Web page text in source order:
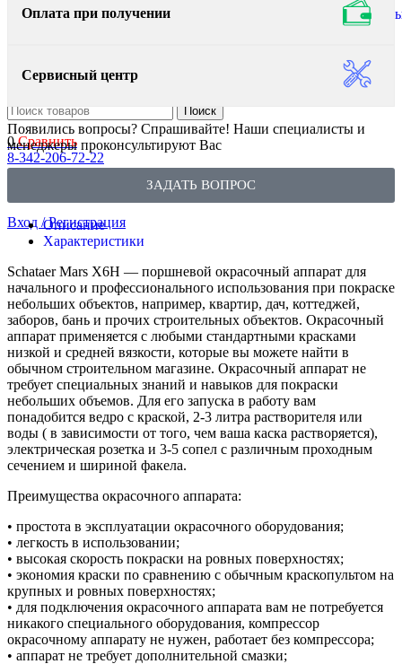
Краскопульты
ЛКМ
Поиск
0 Сравнить
8-342-206-72-22
Меню
Поиск
Вход / Регистрация
Оплата при получении
Сервисный центр
Появились вопросы? Спрашивайте! Наши специалисты и
менеджеры проконсультируют Вас
ЗАДАТЬ ВОПРОС
Описание
Характеристики
Schataer Mars X6H — поршневой окрасочный аппарат для
начального и профессионального использования при покраске
небольших объектов, например, квартир, дач, коттеджей,
заборов, бань и прочих строительных объектов. Окрасочный
аппарат применяется с любыми стандартными красками
низкой и средней вязкости, которые вы можете найти в
обычном строительном магазине. Окрасочный аппарат не
требует специальных знаний и навыков для покраски
небольших объемов. Для его запуска в работу вам
понадобится ведро с краской, 2-3 литра растворителя или
воды ( в зависимости от того, чем ваша каска растворяется),
электрическая розетка и 3-5 сопел с различным проходным
сечением и шириной факела.
Преимущества окрасочного аппарата:
• простота в эксплуатации окрасочного оборудования;
• легкость в использовании;
• высокая скорость покраски на ровных поверхностях;
• экономия краски по сравнению с обычным краскопультом на
крупных и ровных поверхностях;
• для подключения окрасочного аппарата вам не потребуется
никакого специального оборудования, компрессор
окрасочному аппарату не нужен, работает без компрессора;
• аппарат не требует дополнительной смазки;